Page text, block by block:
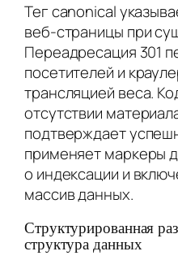
Тег canonical
веб-страницы при
Переадресация 301
посетителей и
трансляцией веса.
отсутствии
подтверждает
применяет маркеры
о индексации и
массив данных.
Структурированная
структура данных